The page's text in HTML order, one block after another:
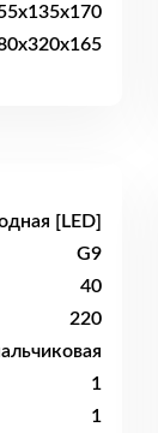
[LED]
G9
40
220
1
1